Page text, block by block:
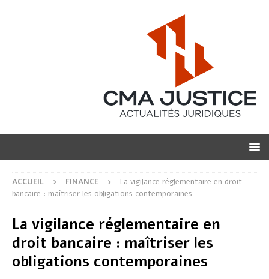
ACCUEIL FINANCE
La vigilance réglementaire en droit
bancaire : maîtriser les obligations contemporaines
La vigilance réglementaire en
droit bancaire : maîtriser les
obligations contemporaines